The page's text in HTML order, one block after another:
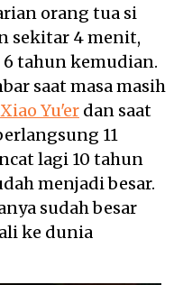
orang tua si
sekitar 4 menit,
tahun kemudian.
saat masa masih
Xiao Yu'er dan saat
11
lagi 10 tahun
menjadi besar.
sudah besar
ke dunia